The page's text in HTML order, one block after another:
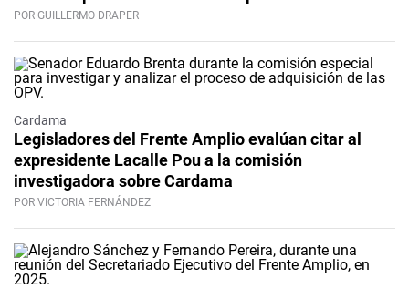
POR GUILLERMO DRAPER
Cardama
Legisladores del Frente Amplio evalúan citar al
expresidente Lacalle Pou a la comisión
investigadora sobre Cardama
POR VICTORIA FERNÁNDEZ